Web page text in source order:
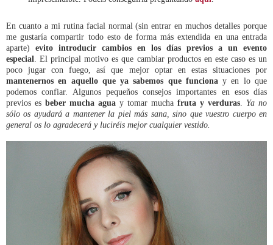
En cuanto a mi rutina facial normal (sin entrar en muchos detalles porque
me gustaría compartir todo esto de forma más extendida en una entrada
aparte) evito introducir cambios en los días previos a un evento
especial. El principal motivo es que cambiar productos en este caso es un
poco jugar con fuego, así que mejor optar en estas situaciones por
mantenernos en aquello que ya sabemos que funcionay en lo que
podemos confiar. Algunos pequeños consejos importantes en esos días
previos es beber mucha agua y tomar mucha fruta y verduras. Ya no
sólo os ayudará a mantener la piel más sana, sino que vuestro cuerpo en
general os lo agradecerá y luciréis mejor cualquier vestido.